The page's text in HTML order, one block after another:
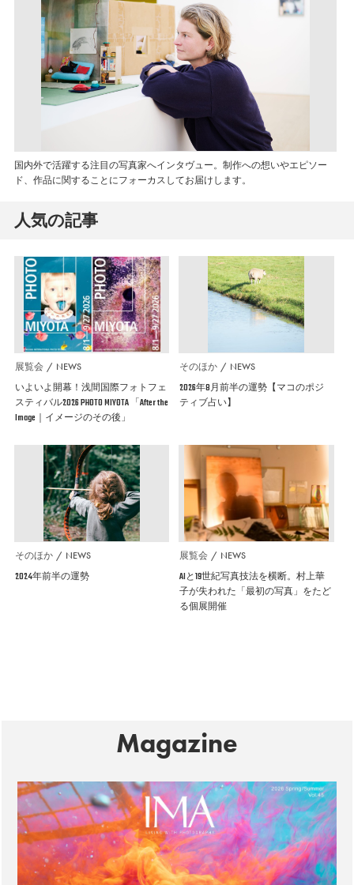
国内外で活躍する注目の写真家へインタヴュー。制作への想いやエピソー
ド、作品に関することにフォーカスしてお届けします。
人気の記事
展覧会 NEWS
いよいよ開幕！浅間国際フォトフェ
スティバル2026 PHOTO MIYOTA 「After the
Image｜イメージのその後」
そのほか NEWS
2026年8月前半の運勢【マコのポジ
ティブ占い】
そのほか NEWS
2024年前半の運勢
展覧会 NEWS
AIと19世紀写真技法を横断。村上華
子が失われた「最初の写真」をたど
る個展開催
Magazine